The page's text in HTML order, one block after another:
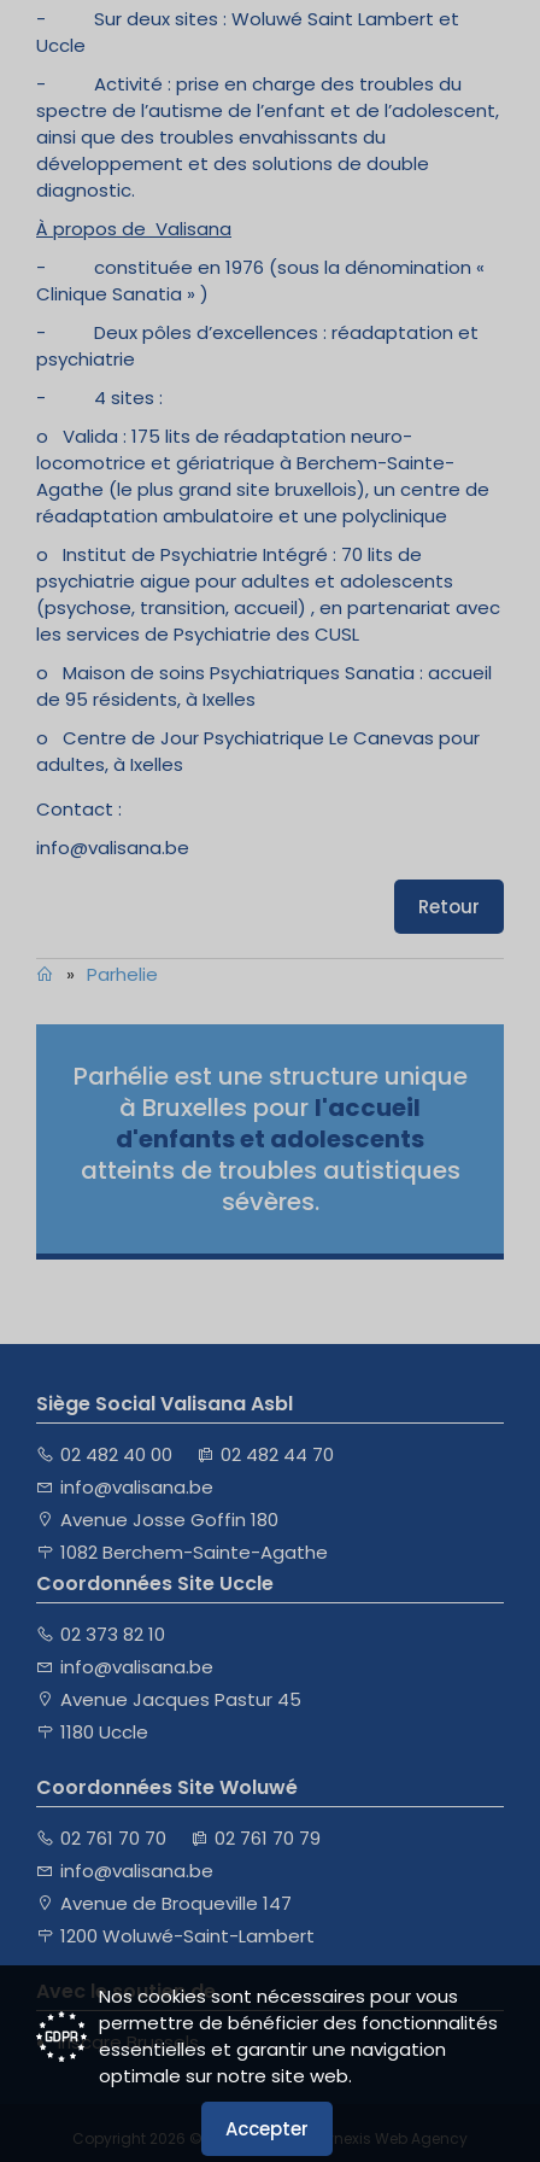
Nos cookies sont nécessaires pour vous
permettre de bénéficier des fonctionnalités
essentielles et garantir une navigation
optimale sur notre site web.
Accepter
- Sur deux sites : Woluwé Saint Lambert et
Uccle
- Activité : prise en charge des troubles du
spectre de l’autisme de l’enfant et de l’adolescent,
ainsi que des troubles envahissants du
développement et des solutions de double
diagnostic.
À propos de Valisana
- constituée en 1976 (sous la dénomination «
Clinique Sanatia » )
- Deux pôles d’excellences : réadaptation et
psychiatrie
- 4 sites :
o Valida : 175 lits de réadaptation neuro-
locomotrice et gériatrique à Berchem-Sainte-
Agathe (le plus grand site bruxellois), un centre de
réadaptation ambulatoire et une polyclinique
o Institut de Psychiatrie Intégré : 70 lits de
psychiatrie aigue pour adultes et adolescents
(psychose, transition, accueil) , en partenariat avec
les services de Psychiatrie des CUSL
o Maison de soins Psychiatriques Sanatia : accueil
de 95 résidents, à Ixelles
o Centre de Jour Psychiatrique Le Canevas pour
adultes, à Ixelles
Contact :
info@valisana.be
Retour
» Parhelie
Parhélie est une structure unique
à Bruxelles pour l'accueil
d'enfants et adolescents
atteints de troubles autistiques
sévères.
Siège Social Valisana Asbl
02 482 40 00
02 482 44 70
info@valisana.be
Avenue Josse Goffin 180
1082 Berchem-Sainte-Agathe
Coordonnées Site Uccle
02 373 82 10
info@valisana.be
Avenue Jacques Pastur 45
1180 Uccle
Coordonnées Site Woluwé
02 761 70 70
02 761 70 79
info@valisana.be
Avenue de Broqueville 147
1200 Woluwé-Saint-Lambert
Avec le soutien de
Iriscare Brussels
Copyright 2026 © valisana.be| Synexis Web Agency